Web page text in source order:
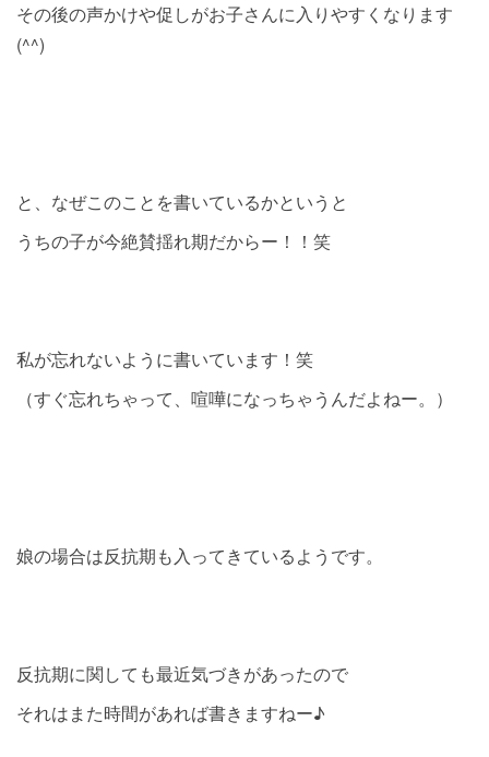
その後の声かけや促しがお子さんに入りやすくなります
(^^)
と、なぜこのことを書いているかというと
うちの子が今絶賛揺れ期だからー！！笑
私が忘れないように書いています！笑
（すぐ忘れちゃって、喧嘩になっちゃうんだよねー。）
娘の場合は反抗期も入ってきているようです。
反抗期に関しても最近気づきがあったので
それはまた時間があれば書きますねー♪